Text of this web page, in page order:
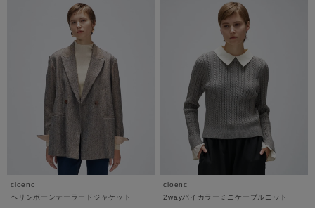
cloenc
ヘリンボーンテーラードジャケット
cloenc
2wayバイカラーミニケーブルニット